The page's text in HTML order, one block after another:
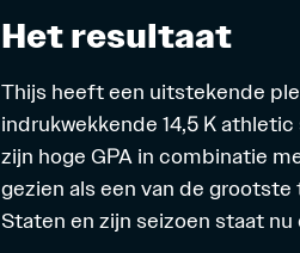
Het resultaat
Thijs heeft een uitstekende
indrukwekkende 14,5 Kathletic
zijn hoge GPA in combinatie
gezien als een van de
Staten en zijn seizoen staat